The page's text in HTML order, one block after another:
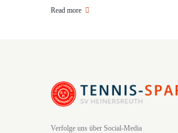
Read more
Verfolge uns über Social-Media